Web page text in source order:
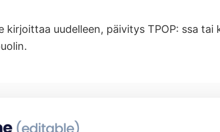
kirjoittaa uudelleen, päivitys TPOP: ssa tai